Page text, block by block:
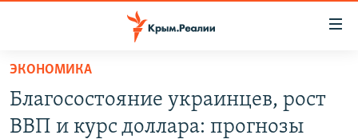
Вернуться
основному
содержанию
ЭКОНОМИКА
Благосостояние украинцев, рост
ВВП и курс доллара: прогнозы